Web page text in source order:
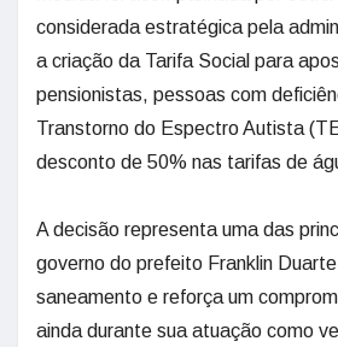
considerada estratégica pela
a criação da Tarifa Social para
pensionistas, pessoas com
Transtorno do Espectro Autista
desconto de 50% nas tarifas de
A decisão representa uma das
governo do prefeito Franklin
saneamento e reforça um
ainda durante sua atuação como